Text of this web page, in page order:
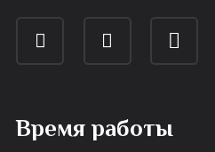
Время работы